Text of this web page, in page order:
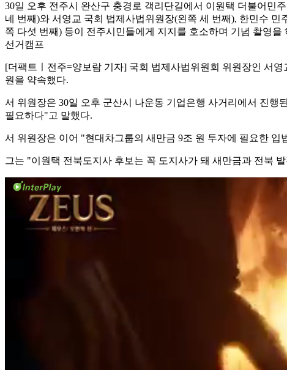
30일 오후 전주시 완산구 충경로 객리단길에서 이원택 더불어민
네 번째)와 서영교 국회 법제사법위원장(왼쪽 세 번째), 한민수 민
쪽 다섯 번째) 등이 전주시민들에게 지지를 호소하며 기념 촬영을
선거캠프
[더팩트ㅣ전주=양보람 기자] 국회 법제사법위원회 위원장인 서
원을 약속했다.
서 위원장은 30일 오후 군산시 나운동 기업은행 사거리에서 진행
필요하다"고 말했다.
서 위원장은 이어 "현대차그룹의 새만금 9조 원 투자에 필요한
그는 "이원택 전북도지사 후보는 꼭 도지사가 돼 새만금과 전북